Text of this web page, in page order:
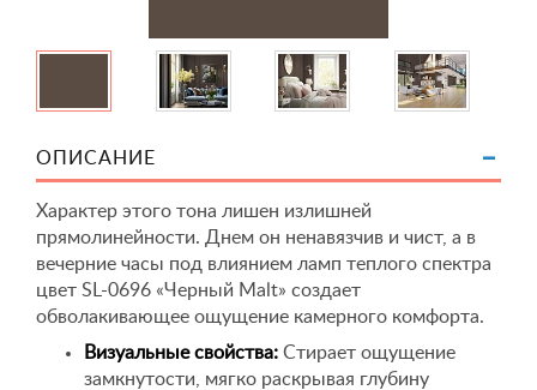
ОПИСАНИЕ
Характер этого тона лишен излишней
прямолинейности. Днем он ненавязчив и чист, а в
вечерние часы под влиянием ламп теплого спектра
цвет SL-0696 «Черный Malt» создает
обволакивающее ощущение камерного комфорта.
Визуальные свойства: Стирает ощущение
замкнутости, мягко раскрывая глубину